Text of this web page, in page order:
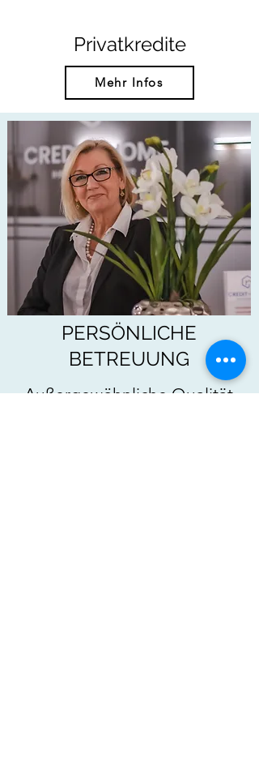
Privatkredite
Mehr Infos
PERSÖNLICHE
BETREUUNG
Außergewöhnliche Qualität